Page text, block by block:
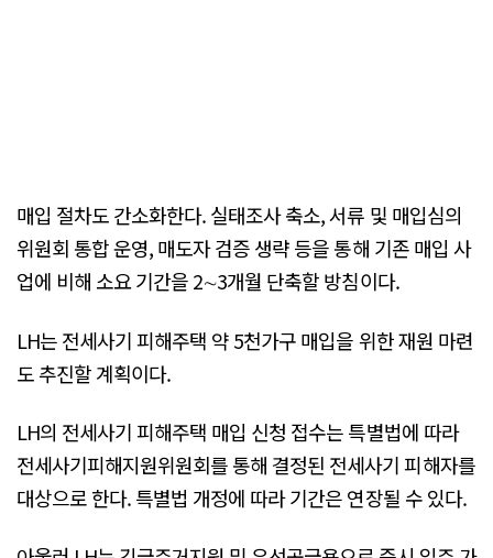
매입 절차도 간소화한다. 실태조사 축소, 서류 및 매입심의
위원회 통합 운영, 매도자 검증 생략 등을 통해 기존 매입 사
업에 비해 소요 기간을 2∼3개월 단축할 방침이다.
LH는 전세사기 피해주택 약 5천가구 매입을 위한 재원 마련
도 추진할 계획이다.
LH의 전세사기 피해주택 매입 신청 접수는 특별법에 따라
전세사기피해지원위원회를 통해 결정된 전세사기 피해자를
대상으로 한다. 특별법 개정에 따라 기간은 연장될 수 있다.